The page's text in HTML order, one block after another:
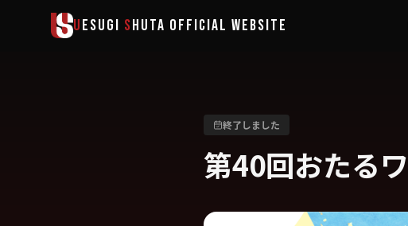
メインコンテンツへスキップ
UESUGI SHUTA OFFICIAL WEBSITE
終了しました
第40回おたる